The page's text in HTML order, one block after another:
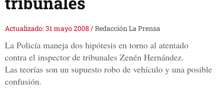
Actualizado: 31 mayo 2008 /Redacción La Prensa
La Policía maneja dos hipótesis en torno al atentado
contra el inspector de tribunales Zenén Hernández.
Las teorías son un supuesto robo de vehículo y una posible
confusión.